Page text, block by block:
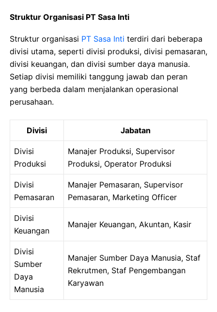
Struktur Organisasi PT Sasa Inti
Struktur organisasi PT Sasa Inti terdiri dari beberapa
divisi utama, seperti divisi produksi, divisi pemasaran,
divisi keuangan, dan divisi sumber daya manusia.
Setiap divisi memiliki tanggung jawab dan peran
yang berbeda dalam menjalankan operasional
perusahaan.
Divisi Jabatan
Divisi
Produksi
Manajer Produksi, Supervisor
Produksi, Operator Produksi
Divisi
Pemasaran
Manajer Pemasaran, Supervisor
Pemasaran, Marketing Officer
Divisi
Keuangan
Manajer Keuangan, Akuntan, Kasir
Divisi
Sumber
Daya
Manusia
Manajer Sumber Daya Manusia, Staf
Rekrutmen, Staf Pengembangan
Karyawan